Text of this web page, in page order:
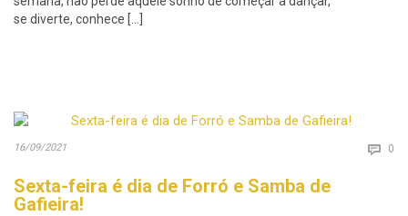
se diverte, conhece […]
16/09/2021  0
Sexta-feira é dia de Forró e Samba de
Gafieira!